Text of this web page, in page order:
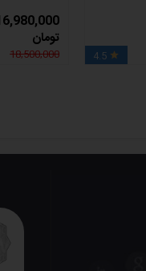

تومان
18,500,000